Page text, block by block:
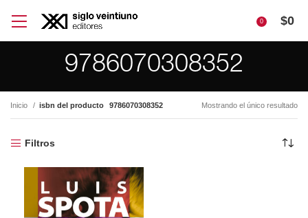
0 $0
9786070308352
Inicio isbn del producto 9786070308352 Mostrando el único resultado
Filtros